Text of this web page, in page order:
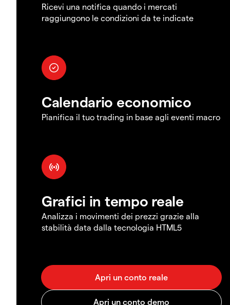
Ricevi una notifica quando i mercati
raggiungono le condizioni da te indicate
Calendario economico
Pianifica il tuo trading in base agli eventi macro
Grafici in tempo reale
Analizza i movimenti dei prezzi grazie alla
stabilità data dalla tecnologia HTML5